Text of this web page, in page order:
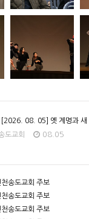
[2026. 08. 05] 옛 계명과 새
도교회
08.05
송도교회 주보
송도교회 주보
송도교회 주보